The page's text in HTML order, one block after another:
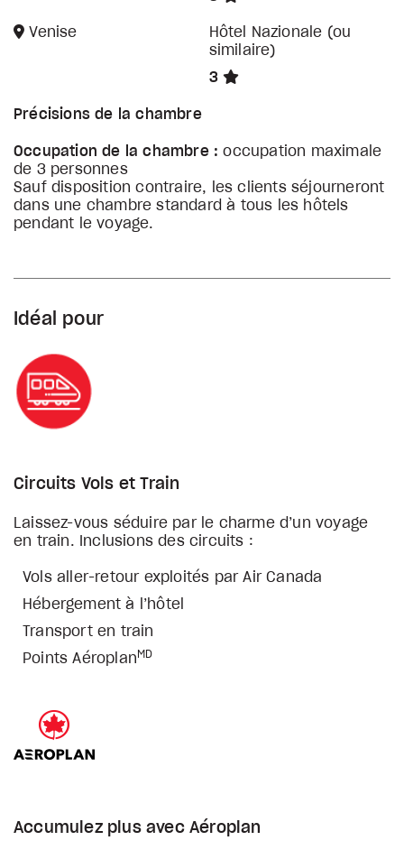
Venise
Hôtel Nazionale (ou
similaire)
3
Précisions de la chambre
Occupation de la chambre : occupation maximale
de 3 personnes
Sauf disposition contraire, les clients séjourneront
dans une chambre standard à tous les hôtels
pendant le voyage.
Idéal pour
Circuits Vols et Train
Laissez-vous séduire par le charme d’un voyage
en train. Inclusions des circuits :
Vols aller-retour exploités par Air Canada
Hébergement à l’hôtel
Transport en train
Points Aéroplan MD
Accumulez plus avec Aéroplan